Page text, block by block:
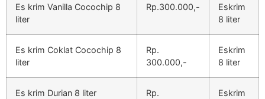
Es krim Vanilla Cocochip 8
liter
Rp.300.000,-
Eskrim
8 liter
Es krim Coklat Cocochip 8
liter
Rp.
300.000,-
Eskrim
8 liter
Es krim Durian 8 liter
Rp.
Eskrim